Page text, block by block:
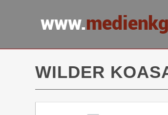
WILDER